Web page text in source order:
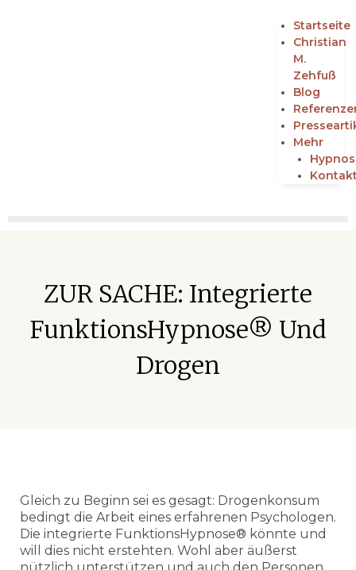
Startseite
Christian
M.
Zehfuß
Blog
Mehr
ZUR SACHE: Integrierte
FunktionsHypnose® Und
Drogen
Gleich zu Beginn sei es gesagt: Drogenkonsum
bedingt die Arbeit eines erfahrenen Psychologen.
Die integrierte FunktionsHypnose® könnte und
will dies nicht erstehten. Wohl aber äußerst